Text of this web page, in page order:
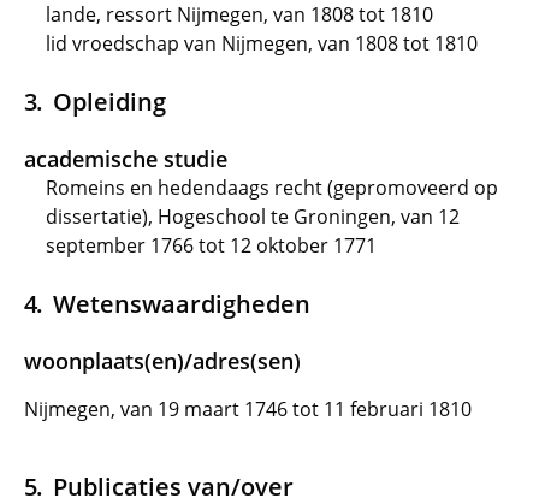
lande, ressort Nijmegen, van 1808 tot 1810
lid vroedschap van Nijmegen, van 1808 tot 1810
Opleiding
academische studie
Romeins en hedendaags recht (gepromoveerd op
dissertatie), Hogeschool te Groningen, van 12
september 1766 tot 12 oktober 1771
Wetenswaardigheden
woonplaats(en)/adres(sen)
Nijmegen, van 19 maart 1746 tot 11 februari 1810
Publicaties van/over